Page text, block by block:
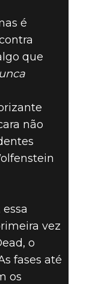
é
que
não
vez
o
fases até
os